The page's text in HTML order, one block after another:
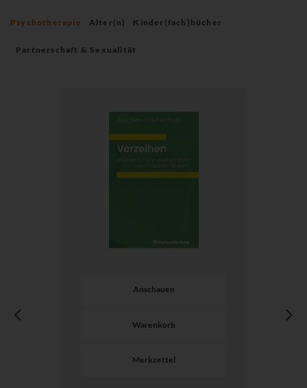
Psychotherapie Alter(n) Kinder(fach)bücher
Partnerschaft & Sexualität
Anschauen
Warenkorb
Merkzettel